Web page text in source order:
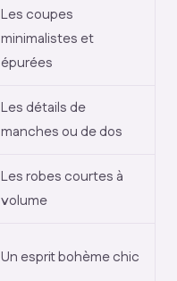
Les coupes
minimalistes et
épurées
Les détails de
manches ou de dos
Les robes courtes à
volume
Un esprit bohème chic